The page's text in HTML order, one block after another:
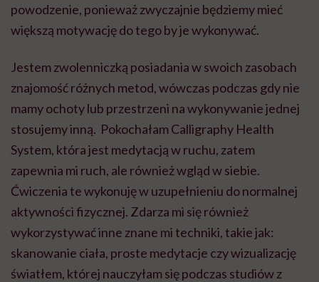
powodzenie, ponieważ zwyczajnie będziemy mieć
większą motywację do tego by je wykonywać.
Jestem zwolenniczką posiadania w swoich zasobach
znajomość różnych metod, wówczas podczas gdy nie
mamy ochoty lub przestrzeni na wykonywanie jednej
stosujemy inną. Pokochałam Calligraphy Health
System, która jest medytacją w ruchu, zatem
zapewnia mi ruch, ale również wgląd w siebie.
Ćwiczenia te wykonuję w uzupełnieniu do normalnej
aktywności fizycznej. Zdarza mi się również
wykorzystywać inne znane mi techniki, takie jak:
skanowanie ciała, proste medytacje czy wizualizację
światłem, której nauczyłam się podczas studiów z